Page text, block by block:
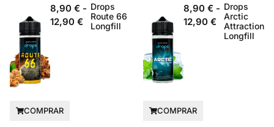
8,90 € -
12,90 €
Drops
Route 66
Longfill
COMPRAR
8,90 € -
12,90 €
Drops
Arctic
Attraction
Longfill
COMPRAR